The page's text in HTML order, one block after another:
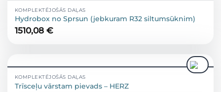
KOMPLEKTĒJOŠĀS DAĻAS
Hydrobox no Sprsun (jebkuram R32 siltumsūknim)
1510,08 €
KOMPLEKTĒJOŠĀS DAĻAS
Trīsceļu vārstam pievads – HERZ